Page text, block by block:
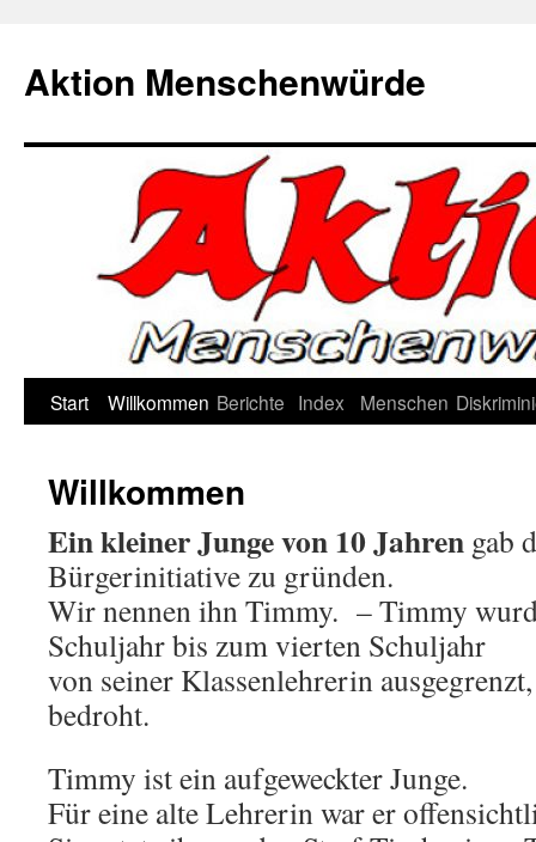
springen
Aktion Menschenwürde
Start Willkommen Berichte Index Menschen
Willkommen
Ein kleiner Junge von 10 Jahren gab
Bürgerinitiative zu gründen.
Wir nennen ihn Timmy. – Timmy
Schuljahr bis zum vierten Schuljahr
von seiner Klassenlehrerin
bedroht.
Timmy ist ein aufgeweckter Junge.
Für eine alte Lehrerin war er